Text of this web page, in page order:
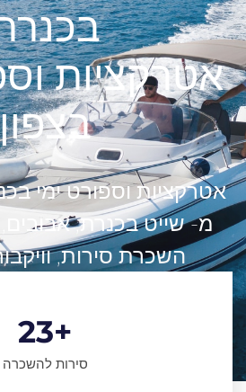
אטרקציות
בצפון
אטרקציות וספורט ימי
מ- שייט בכנרת,
השכרת סירות,
סירות להשכרה
+
23